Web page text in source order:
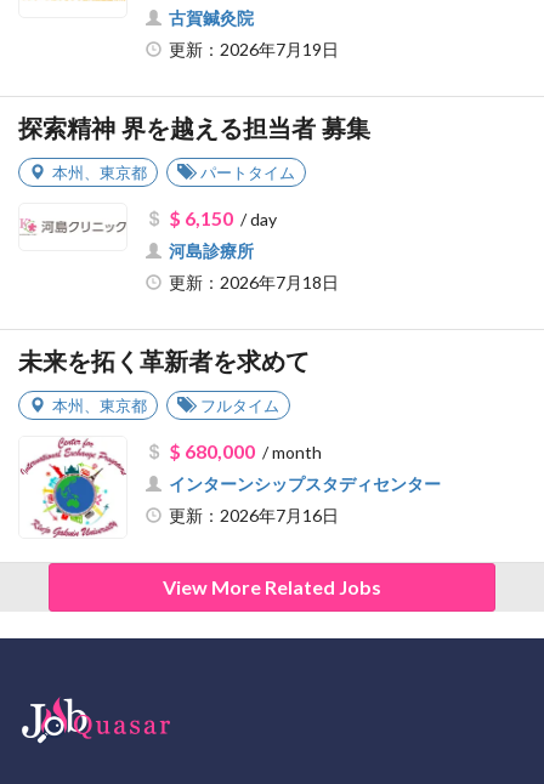
古賀鍼灸院
更新：2026年7月19日
探索精神 界を越える担当者 募集
本州 東京都 パートタイム
$ 6,150/ day
河島診療所
更新：2026年7月18日
未来を拓く革新者を求めて
本州 東京都 フルタイム
$ 680,000/ month
インターンシップスタディセンター
更新：2026年7月16日
View More Related Jobs